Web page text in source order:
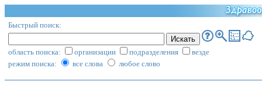
Быстрый поиск:
область поиска: организации подразделения
везде
режим поиска:
все слова любое слово